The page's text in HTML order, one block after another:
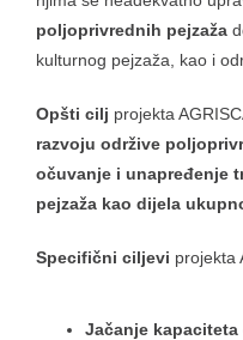
poljoprivrednih pejzaža
kulturnog pejzaža, kao i
Opšti cilj projekta
razvoju održive
očuvanje i unapređenje
pejzaža kao dijela
Specifični ciljevi projekta
Jačanje